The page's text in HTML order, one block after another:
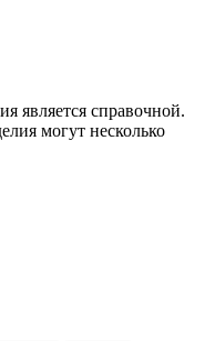
является справочной.
могут несколько